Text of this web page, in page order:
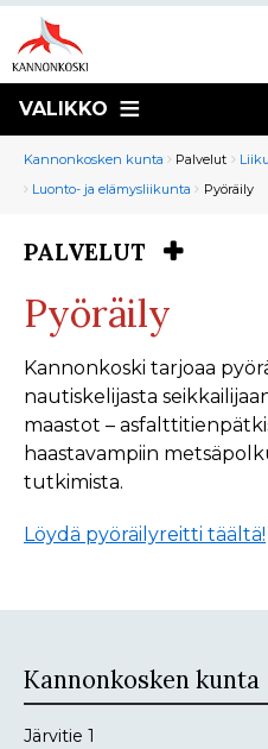
VALIKKO
Murupolku
You
are
Kannonkosken kunta Palvelut
Luonto- ja elämysliikunta
Pyöräily
You
here:
PALVELUT
Pyöräily
Kannonkoski tarjoaa
nautiskelijasta
maastot –
haastavampiin
tutkimista.
Löydä pyöräilyreitti täältä!
Kannonkosken kunta
Järvitie 1